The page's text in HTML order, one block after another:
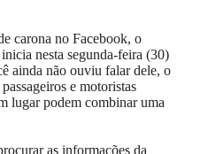
carona no Facebook, o
nesta segunda-feira (30)
ainda não ouviu falar dele, o
e motoristas
lugar podem combinar uma
as informações da